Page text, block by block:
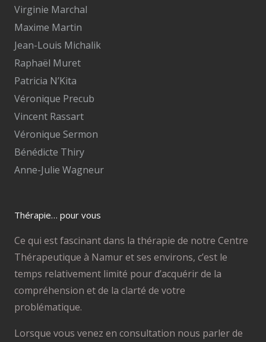
Virginie Marchal
Maxime Martin
Jean-Louis Michalik
Raphaël Muret
Patricia N’Kita
Véronique Precub
Vincent Rassart
Véronique Sermon
Bénédicte Thiry
Anne-Julie Wagneur
Thérapie… pour vous
Ce qui est fascinant dans la thérapie de notre Centre
Thérapeutique à Namur et ses environs, c’est le
temps relativement limité pour d’acquérir de la
compréhension et de la clarté de votre
problématique.
Lorsque vous venez en consultation nous parler de